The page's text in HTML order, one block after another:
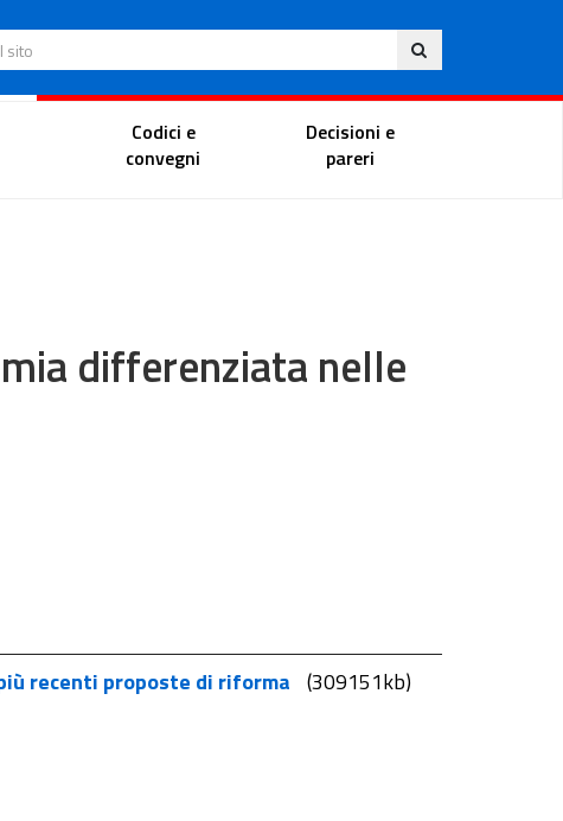
Ita
sito
Portale del magistrato
Codici e
convegni
Decisioni e
pareri
differenziata nelle
recenti proposte di riforma (309151kb)